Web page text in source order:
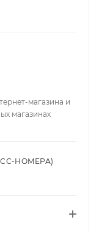
магазина и
магазинах
НОМЕРА)